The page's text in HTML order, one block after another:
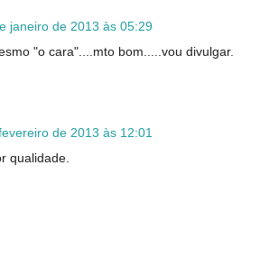
janeiro de 2013 às 05:29
"o cara"....mto bom.....vou divulgar.
de 2013 às 12:01
qualidade.